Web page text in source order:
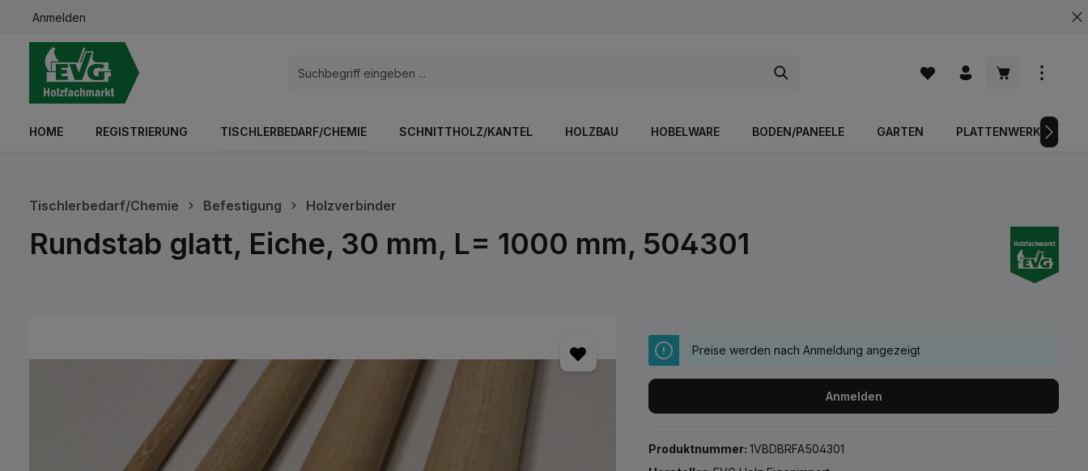
Zur Hauptnavigation springen
Anmelden
Warenkorb
HOME REGISTRIERUNG TISCHLERBEDARF/CHEMIE SCHNITTHOLZ/KANTEL HOLZBAU HOBELWARE BODEN/PANEELE GARTEN PLATTENWERKSTOFFE
Tischlerbedarf/Chemie Befestigung Holzverbinder
Rundstab glatt, Eiche, 30 mm, L= 1000 mm, 504301
Preise werden nach Anmeldung angezeigt
Anmelden
Produktnummer:1VBDBRFA504301